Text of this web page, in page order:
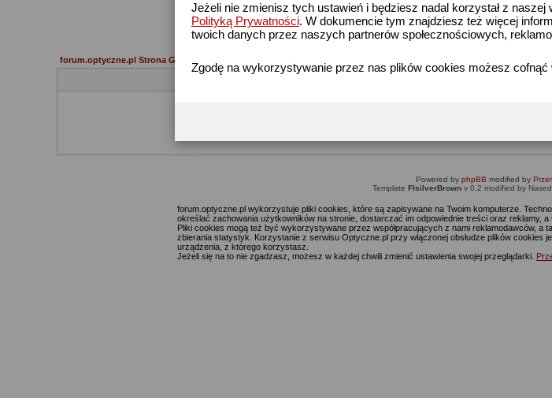
Jeżeli nie zmienisz tych ustawień i będziesz nadal korzystał z
Polityką Prywatności. W dokumencie tym znajdziesz też więcej
twoich danych przez naszych partnerów społecznościowych,
Zgodę na wykorzystywanie przez nas plików cookies możesz
forum.optyczne.pl Strona Główna
Powered by phpBB modified by
Template FIsilverBrownv 0.2 modified by
forum.optyczne.pl wykorzystuje pliki cookies, które są zapisywane na Twoim komputerze.
określać zachowania użytkowników na stronie, dostarczać im odpowiednie treści oraz reklamy,
Pliki cookies mogą też być wykorzystywane przez współpracujących z nami reklamodawców,
zbierania statystyk. Korzystanie z serwisu Optyczne.pl przy włączonej obsłudze plików
urządzenia, z którego korzystasz.
Jeżeli się na to nie zgadzasz, możesz w każdej chwili zmienić ustawienia swojej przeglądarki.